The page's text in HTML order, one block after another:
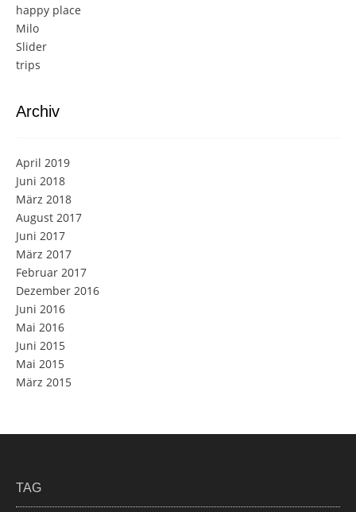
happy place
Milo
Slider
trips
Archiv
April 2019
Juni 2018
März 2018
August 2017
Juni 2017
März 2017
Februar 2017
Dezember 2016
Juni 2016
Mai 2016
Juni 2015
Mai 2015
März 2015
TAG